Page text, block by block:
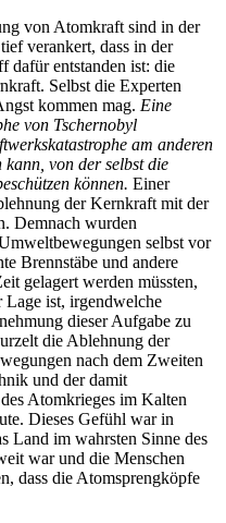
von Atomkraft sind in der
verankert, dass in der
dafür entstanden ist: die
Selbst die Experten
kommen mag. Eine
von Tschernobyl
am anderen
von der selbst die
können. Einer
der Kernkraft mit der
Demnach wurden
selbst vor
Brennstäbe und andere
gelagert werden müssten,
Lage ist, irgendwelche
dieser Aufgabe zu
die Ablehnung der
nach dem Zweiten
und der damit
Atomkrieges im Kalten
Dieses Gefühl war in
Land im wahrsten Sinne des
war und die Menschen
dass die Atomsprengköpfe